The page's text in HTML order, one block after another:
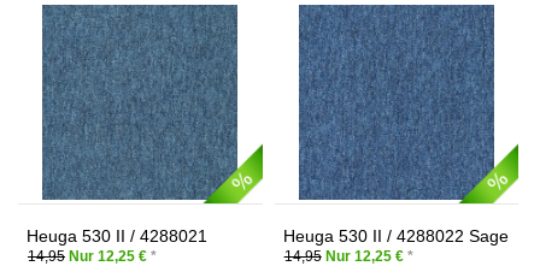
Heuga 530 II / 4288021
Ginger
14,95 Nur 12,25 € *
Heuga 530 II / 4288022 Sage
14,95Nur 12,25 € *